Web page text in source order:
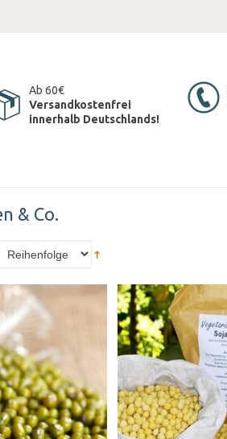
Ab 60€
Versandkostenfrei
innerhalb Deutschlands!
& Co.